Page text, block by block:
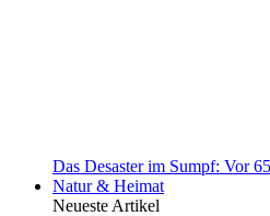
Das Desaster im Sumpf: Vor
Natur & Heimat
Neueste Artikel